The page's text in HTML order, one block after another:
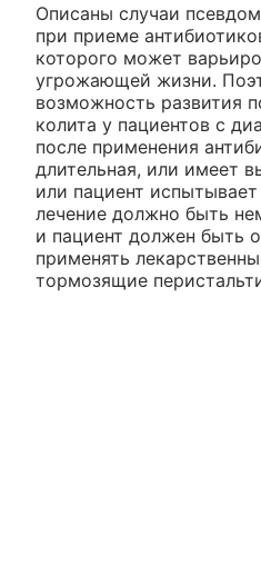
Описаны случаи
при приеме
которого может
угрожающей жизни.
возможность развития
колита у пациентов с
после применения
длительная, или имеет
или пациент
лечение должно быть
и пациент должен быть
применять
тормозящие